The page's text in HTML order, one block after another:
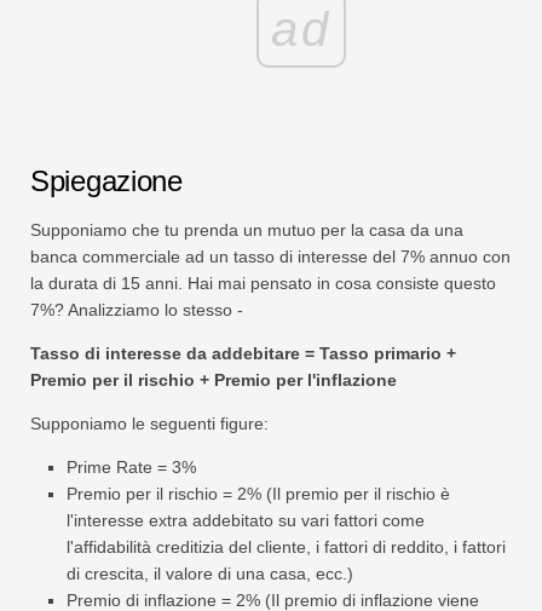
ad
Spiegazione
Supponiamo che tu prenda un mutuo per la casa da una
banca commerciale ad un tasso di interesse del 7% annuo con
la durata di 15 anni. Hai mai pensato in cosa consiste questo
7%? Analizziamo lo stesso -
Tasso di interesse da addebitare = Tasso primario +
Premio per il rischio + Premio per l'inflazione
Supponiamo le seguenti figure:
Prime Rate = 3%
Premio per il rischio = 2% (Il premio per il rischio è
l'interesse extra addebitato su vari fattori come
l'affidabilità creditizia del cliente, i fattori di reddito, i fattori
di crescita, il valore di una casa, ecc.)
Premio di inflazione = 2% (Il premio di inflazione viene